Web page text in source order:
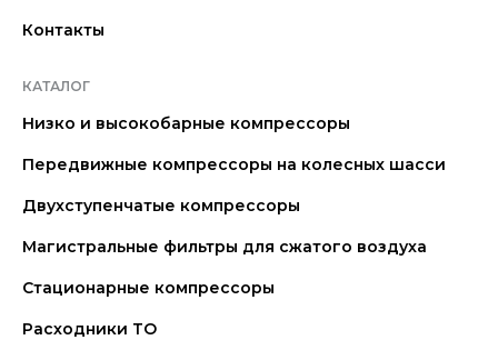
Контакты
КАТАЛОГ
Низко и высокобарные компрессоры
Передвижные компрессоры на колесных шасси
Двухступенчатые компрессоры
Магистральные фильтры для сжатого воздуха
Стационарные компрессоры
Расходники ТО